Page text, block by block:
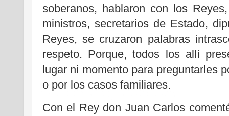
soberanos, hablaron con los
ministros, secretarios de Estado,
Reyes, se cruzaron palabras
respeto. Porque, todos los allí
lugar ni momento para preguntarles
o por los casos familiares.
Con el Rey don Juan Carlos